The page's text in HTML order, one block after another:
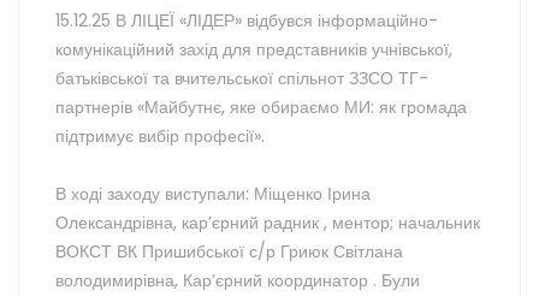
15.12.25 В ЛІЦЕЇ «ЛІДЕР» відбувся інформаційно-
комунікаційний захід для представників учнівської,
батьківської та вчительської спільнот ЗЗСО ТГ-
партнерів «Майбутнє, яке обираємо МИ: як громада
підтримує вибір професії».
В ході заходу виступали: Міщенко Ірина
Олександрівна, кар’єрний радник , ментор; начальник
ВОКСТ ВК Пришибської с/р Гриюк Світлана
володимирівна, Кар’єрний координатор . Були